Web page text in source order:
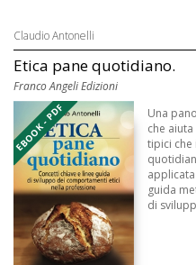
Claudio Antonelli
Etica pane quotidiano.
Franco Angeli Edizioni
EBOOK - PDF
Una
che
tipici
guida
di